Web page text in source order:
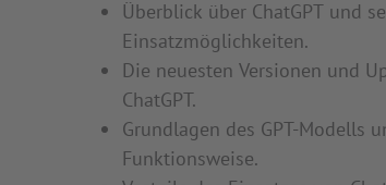
Überblick über ChatGPT und
Einsatzmöglichkeiten.
Die neuesten Versionen und
ChatGPT.
Grundlagen des GPT-Modells
Funktionsweise.